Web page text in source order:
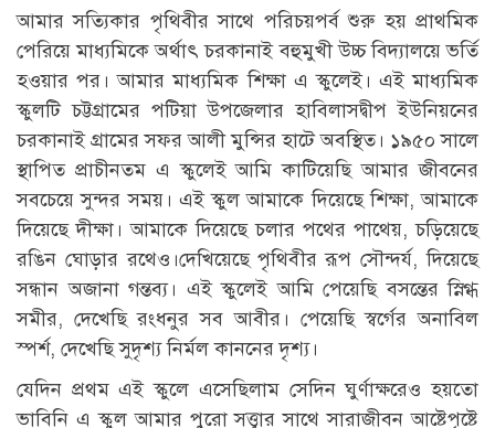
আমার সত্যিকার পৃথিবীর সাথে পরিচয়পর্ব শুরু হয় প্রাথমিক
পেরিয়ে মাধ্যমিকে অর্থাৎ চরকানাই বহুমুখী উচ্চ বিদ্যালয়ে ভর্তি
হওয়ার পর। আমার মাধ্যমিক শিক্ষা এ স্কুলেই। এই মাধ্যমিক
স্কুলটি চট্টগ্রামের পটিয়া উপজেলার হাবিলাসদ্বীপ ইউনিয়নের
চরকানাই গ্রামের সফর আলী মুন্সির হাটে অবস্থিত। ১৯৫০ সালে
স্থাপিত প্রাচীনতম এ স্কুলেই আমি কাটিয়েছি আমার জীবনের
সবচেয়ে সুন্দর সময়। এই স্কুল আমাকে দিয়েছে শিক্ষা, আমাকে
দিয়েছে দীক্ষা। আমাকে দিয়েছে চলার পথের পাথেয়, চড়িয়েছে
রঙিন ঘোড়ার রথেও।দেখিয়েছে পৃথিবীর রূপ সৌন্দর্য, দিয়েছে
সন্ধান অজানা গন্তব্য। এই স্কুলেই আমি পেয়েছি বসন্তের স্নিগ্ধ
সমীর, দেখেছি রংধনুর সব আবীর। পেয়েছি স্বর্গের অনাবিল
স্পর্শ, দেখেছি সুদৃশ্য নির্মল কাননের দৃশ্য।
যেদিন প্রথম এই স্কুলে এসেছিলাম সেদিন ঘুর্ণাক্ষরেও হয়তো
ভাবিনি এ স্কুল আমার পুরো সত্ত্বার সাথে সারাজীবন আষ্টেপৃষ্টে